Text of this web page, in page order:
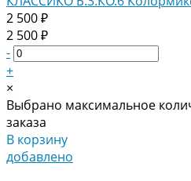
2 500 ₽
2 500 ₽
-
+
×
Выбрано максимальное
заказа
В корзину
добавлено